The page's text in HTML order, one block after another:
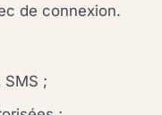
de connexion.
;